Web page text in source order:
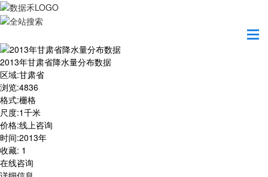
2013年甘肃省降水量分布数据
区域:甘肃省
浏览:4836
格式:栅格
尺度:1千米
价格:线上咨询
时间:2013年
收藏: 1
在线咨询